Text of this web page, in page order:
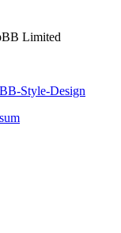
Limited
Style-Design